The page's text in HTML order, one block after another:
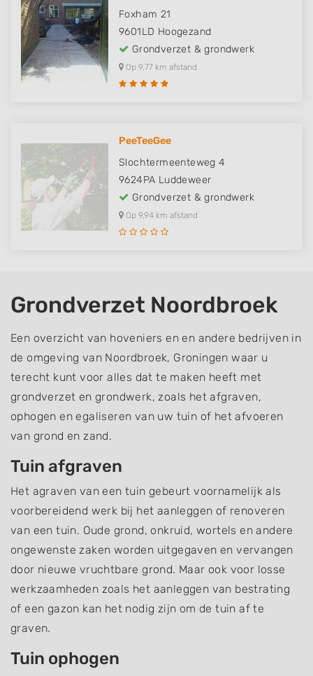
Foxham 21
9601LD Hoogezand
Grondverzet & grondwerk
Op 9,77 km afstand
PeeTeeGee
Slochtermeenteweg 4
9624PA Luddeweer
Grondverzet & grondwerk
Op 9,94 km afstand
Grondverzet Noordbroek
Een overzicht van hoveniers en en andere bedrijven in
de omgeving van Noordbroek, Groningen waar u
terecht kunt voor alles dat te maken heeft met
grondverzet en grondwerk, zoals het afgraven,
ophogen en egaliseren van uw tuin of het afvoeren
van grond en zand.
Tuin afgraven
Het agraven van een tuin gebeurt voornamelijk als
voorbereidend werk bij het aanleggen of renoveren
van een tuin. Oude grond, onkruid, wortels en andere
ongewenste zaken worden uitgegaven en vervangen
door nieuwe vruchtbare grond. Maar ook voor losse
werkzaamheden zoals het aanleggen van bestrating
of een gazon kan het nodig zijn om de tuin af te
graven.
Tuin ophogen